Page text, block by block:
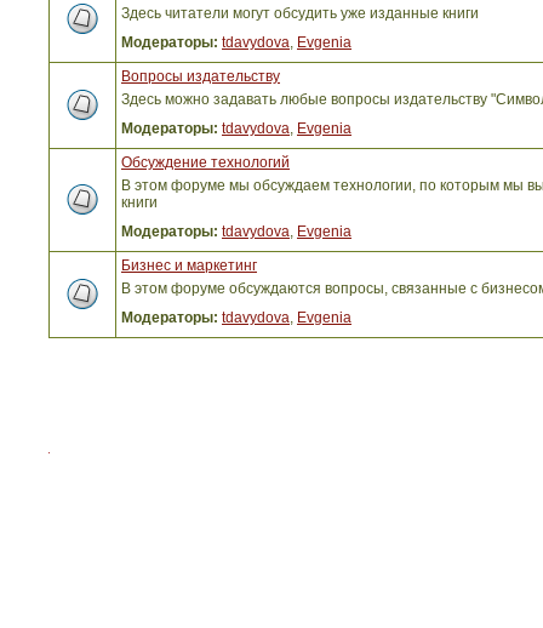
Здесь читатели могут обсудить уже изданные книги
Модераторы: tdavydova, Evgenia
Вопросы издательству
Здесь можно задавать любые вопросы издательству
Модераторы: tdavydova, Evgenia
Обсуждение технологий
В этом форуме мы обсуждаем технологии, по которым мы
книги
Модераторы: tdavydova, Evgenia
Бизнес и маркетинг
В этом форуме обсуждаются вопросы, связанные с
Модераторы: tdavydova, Evgenia